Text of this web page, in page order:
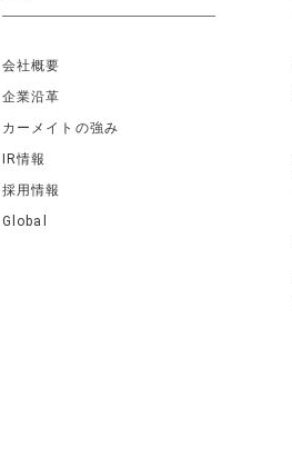
会社概要
企業沿革
カーメイトの強み
IR情報
採用情報
Global